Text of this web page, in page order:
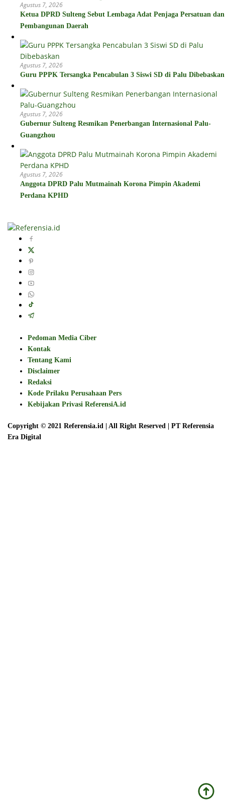
Agustus 7, 2026
Ketua DPRD Sulteng Sebut Lembaga Adat Penjaga Persatuan dan
Pembangunan Daerah
Agustus 7, 2026
Guru PPPK Tersangka Pencabulan 3 Siswi SD di Palu Dibebaskan
Agustus 7, 2026
Gubernur Sulteng Resmikan Penerbangan Internasional Palu-
Guangzhou
Agustus 7, 2026
Anggota DPRD Palu Mutmainah Korona Pimpin Akademi
Perdana KPHD
Pedoman Media Ciber
Kontak
Tentang Kami
Disclaimer
Redaksi
Kode Prilaku Perusahaan Pers
Kebijakan Privasi ReferensiA.id
Copyright © 2021 Referensia.id | All Right Reserved | PT Referensia
Era Digital